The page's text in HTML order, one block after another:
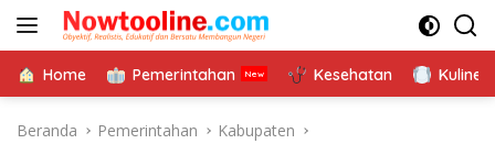
Langsung
Home Pemerintahan Kesehatan Kuliner
Beranda Pemerintahan Kabupaten